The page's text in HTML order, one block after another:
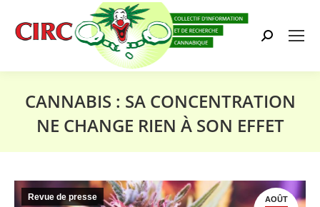
Search:
CANNABIS : SA CONCENTRATION
NE CHANGE RIEN À SON EFFET
AOÛT
Revue de presse